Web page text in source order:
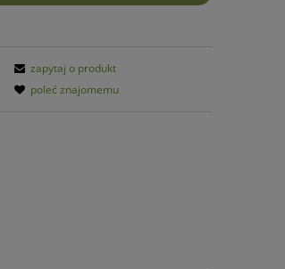
zapytaj o produkt
poleć znajomemu